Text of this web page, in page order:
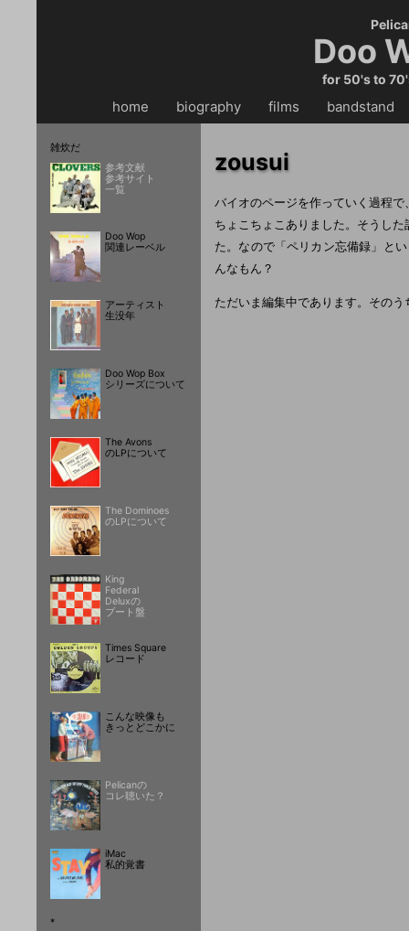
Doo
for 50's to
home biography・・ films bandstand
zousui
バイオのページを作っていく過程
ちょこちょこありました。そうし
た。なので「ペリカン忘備録」と
んなもん？
ただいま編集中であります。その
雑炊だ
参考文献
参考サイト
一覧
Doo Wop
関連レーベル
アーティスト
生没年
Doo Wop Box
シリーズについて
The Avons
のLPについて
The Dominoes
のLPについて
King
Federal
Deluxの
ブート盤
Times Square
レコード
こんな映像も
きっとどこかに
Pelicanの
コレ聴いた？
iMac
私的覚書
*